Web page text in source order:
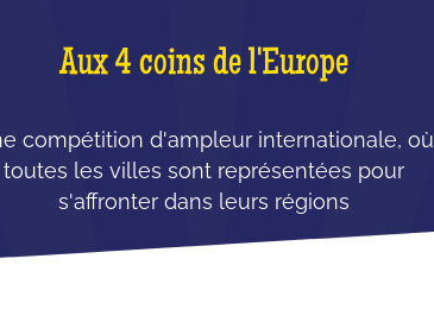
Aux 4 coins de l'Europe
compétition d'ampleur internationale, où
toutes les villes sont représentées pour
s'affronter dans leurs régions